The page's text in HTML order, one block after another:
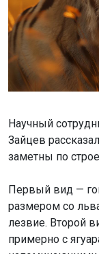
Научный
Зайцев
заметны по
Первый вид —
размером со
лезвие. Второй
примерно с